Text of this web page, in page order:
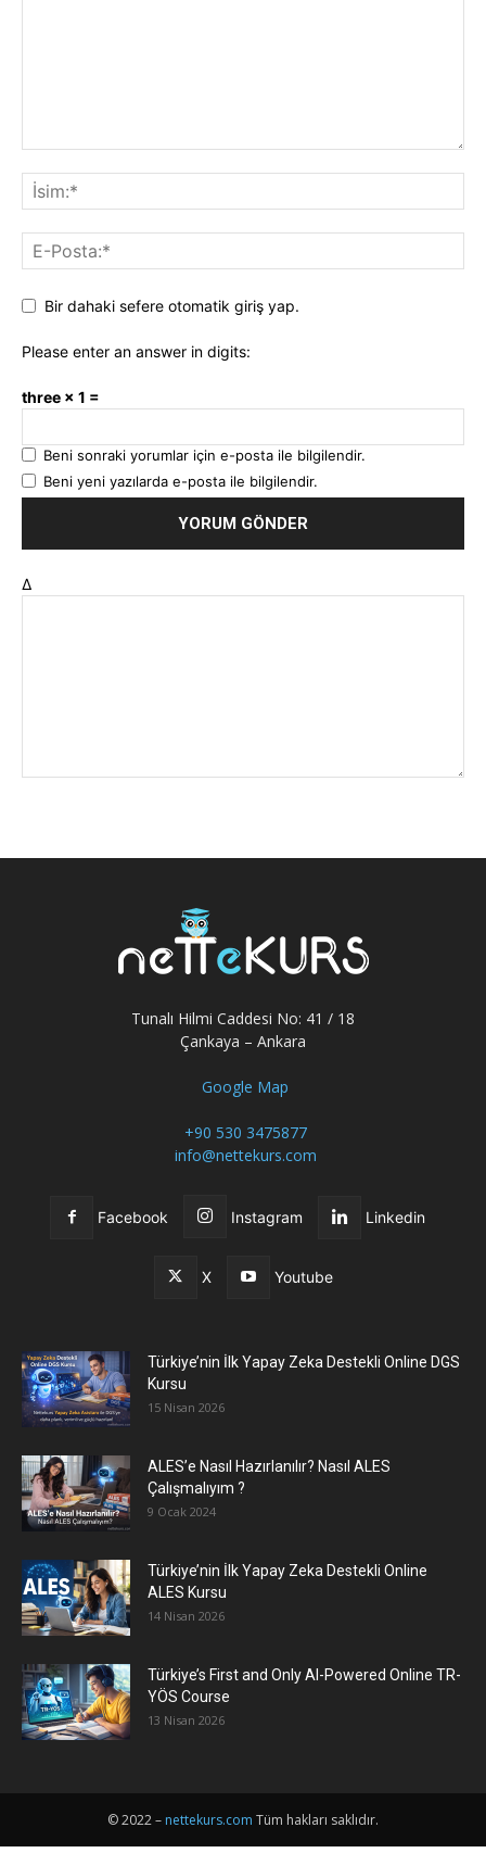
Bir dahaki sefere otomatik giriş yap.
Please enter an answer in digits:
three × 1 =
Beni sonraki yorumlar için e-posta ile bilgilendir.
Beni yeni yazılarda e-posta ile bilgilendir.
Δ
Tunalı Hilmi Caddesi No: 41 / 18
Çankaya – Ankara
Google Map
+90 530 3475877
info@nettekurs.com
Facebook Instagram Linkedin
X Youtube
Türkiye’nin İlk Yapay Zeka Destekli Online DGS
Kursu
15 Nisan 2026
ALES’e Nasıl Hazırlanılır? Nasıl ALES
Çalışmalıyım ?
9 Ocak 2024
Türkiye’nin İlk Yapay Zeka Destekli Online
ALES Kursu
14 Nisan 2026
Türkiye’s First and Only AI-Powered Online TR-
YÖS Course
13 Nisan 2026
© 2022 – nettekurs.com Tüm hakları saklıdır.